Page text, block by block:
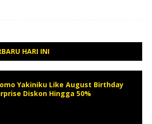
HARI INI
Yakiniku Like August Birthday
Diskon Hingga 50%